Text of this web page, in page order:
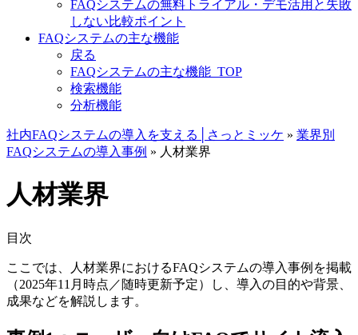
FAQシステムの無料トライアル・デモ活用と失敗
しない比較ポイント
FAQシステムの主な機能
戻る
FAQシステムの主な機能_TOP
検索機能
分析機能
社内FAQシステムの導入を支える│さっとミッケ » 業界別
FAQシステムの導入事例 » 人材業界
人材業界
目次
ここでは、人材業界におけるFAQシステムの導入事例を掲載
（2025年11月時点／随時更新予定）し、導入の目的や背景、
成果などを解説します。